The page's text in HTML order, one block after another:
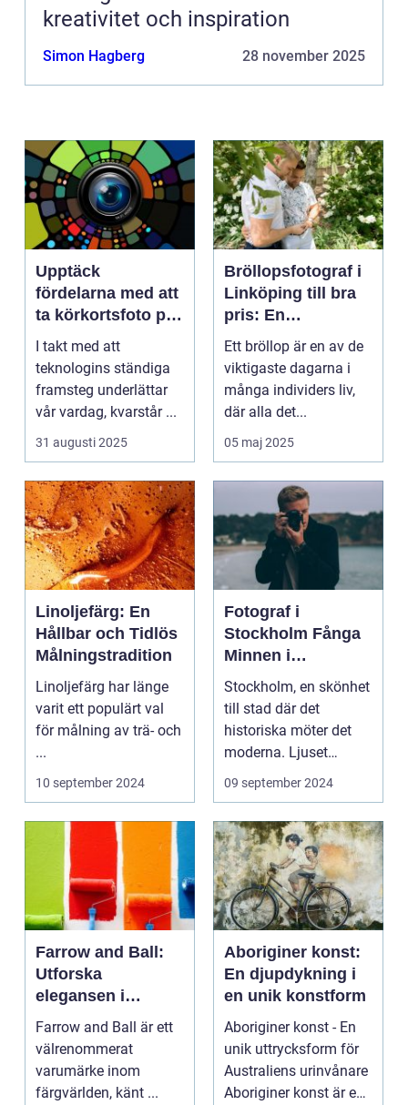
kreativitet och inspiration
Simon Hagberg 28 november 2025
Upptäck
fördelarna med att
ta körkortsfoto på
Östermalm
I takt med att
teknologins ständiga
framsteg underlättar
vår vardag, kvarstår ...
31 augusti 2025
Bröllopsfotograf i
Linköping till bra
pris: En
nyckelspelare för
oförglömliga
minnen
Ett bröllop är en av de
viktigaste dagarna i
många individers liv,
där alla det...
05 maj 2025
Linoljefärg: En
Hållbar och Tidlös
Målningstradition
Linoljefärg har länge
varit ett populärt val
för målning av trä- och
...
10 september 2024
Fotograf i
Stockholm Fånga
Minnen i
Huvudstaden
Stockholm, en skönhet
till stad där det
historiska möter det
moderna. Ljuset
reflekte...
09 september 2024
Farrow and Ball:
Utforska
elegansen i
varumärkets färger
Farrow and Ball är ett
välrenommerat
varumärke inom
färgvärlden, känt ...
Aboriginer konst:
En djupdykning i
en unik konstform
Aboriginer konst - En
unik uttrycksform för
Australiens urinvånare
Aboriginer konst är en